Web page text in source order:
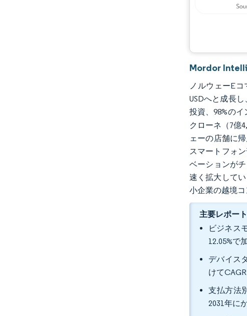
Mordor
ノルウェーEコ
USDへと成長
投資、98%の
クローネ（7億
ェーの店舗に
スマートフォ
ベーションが
速く拡大して
小企業の越境
主要レポー
ビジネス
12.05%で
デバイス
けて
支払方法
2031年に